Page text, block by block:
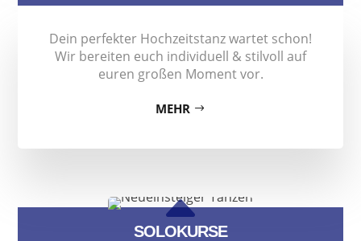
Dein perfekter Hochzeitstanz wartet schon!
Wir bereiten euch individuell & stilvoll auf
euren großen Moment vor.
MEHR
B
SOLOKURSE